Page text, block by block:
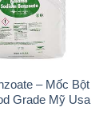
– Mốc Bột
Grade Mỹ Usa